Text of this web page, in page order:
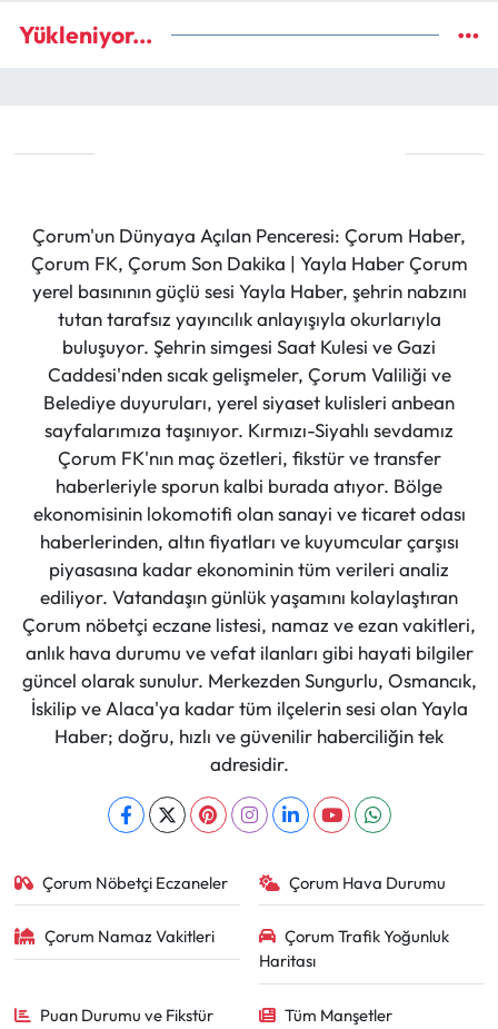
Yükleniyor...
Çorum'un Dünyaya Açılan Penceresi: Çorum Haber,
Çorum FK, Çorum Son Dakika | Yayla Haber Çorum
yerel basınının güçlü sesi Yayla Haber, şehrin nabzını
tutan tarafsız yayıncılık anlayışıyla okurlarıyla
buluşuyor. Şehrin simgesi Saat Kulesi ve Gazi
Caddesi'nden sıcak gelişmeler, Çorum Valiliği ve
Belediye duyuruları, yerel siyaset kulisleri anbean
sayfalarımıza taşınıyor. Kırmızı-Siyahlı sevdamız
Çorum FK'nın maç özetleri, fikstür ve transfer
haberleriyle sporun kalbi burada atıyor. Bölge
ekonomisinin lokomotifi olan sanayi ve ticaret odası
haberlerinden, altın fiyatları ve kuyumcular çarşısı
piyasasına kadar ekonominin tüm verileri analiz
ediliyor. Vatandaşın günlük yaşamını kolaylaştıran
Çorum nöbetçi eczane listesi, namaz ve ezan vakitleri,
anlık hava durumu ve vefat ilanları gibi hayati bilgiler
güncel olarak sunulur. Merkezden Sungurlu, Osmancık,
İskilip ve Alaca'ya kadar tüm ilçelerin sesi olan Yayla
Haber; doğru, hızlı ve güvenilir haberciliğin tek
adresidir.
Çorum Nöbetçi Eczaneler Çorum Hava Durumu
Çorum Namaz Vakitleri
Çorum Trafik Yoğunluk
Haritası
Puan Durumu ve Fikstür Tüm Manşetler